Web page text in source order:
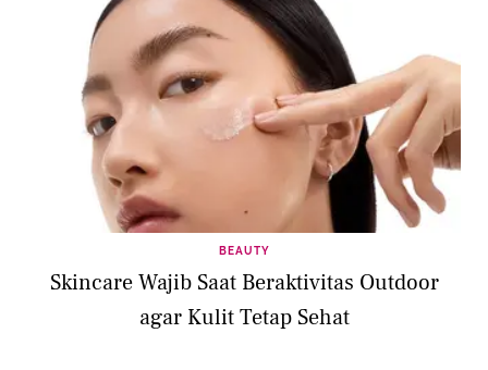
BEAUTY
Skincare Wajib Saat Beraktivitas Outdoor
agar Kulit Tetap Sehat